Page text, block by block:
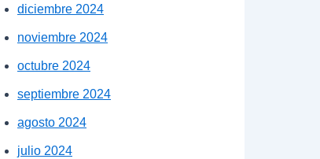
diciembre 2024
noviembre 2024
octubre 2024
septiembre 2024
agosto 2024
julio 2024